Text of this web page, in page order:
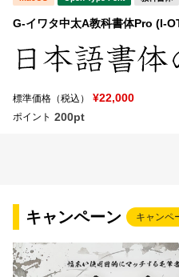
G-イワタ中太A教科書体Pro (I-
標準価格（税込） ¥22,000
ポイント 200pt
キャンペーン キャンペ